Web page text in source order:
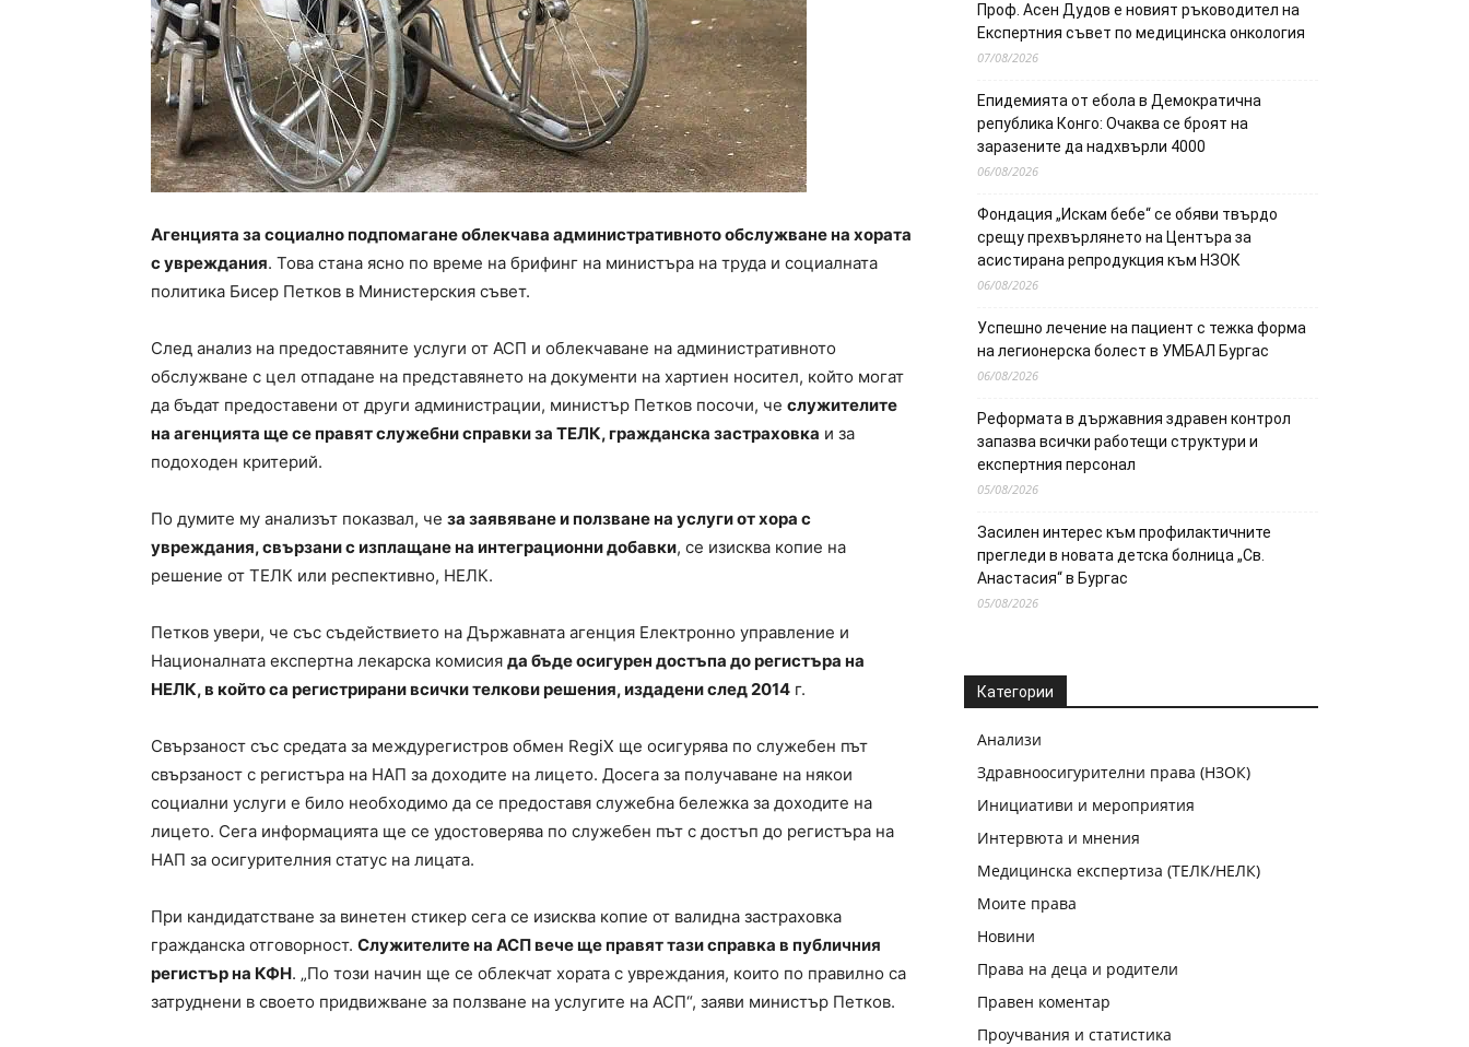
Агенцията за социално подпомагане облекчава административното обслужване на хората
с увреждания. Това стана ясно по време на брифинг на министъра на труда и социалната
политика Бисер Петков в Министерския съвет.
След анализ на предоставяните услуги от АСП и облекчаване на административното
обслужване с цел отпадане на представянето на документи на хартиен носител, който могат
да бъдат предоставени от други администрации, министър Петков посочи, че служителите
на агенцията ще се правят служебни справки за ТЕЛК, гражданска застраховка и за
подоходен критерий.
По думите му анализът показвал, че за заявяване и ползване на услуги от хора с
увреждания, свързани с изплащане на интеграционни добавки, се изисква копие на
решение от ТЕЛК или респективно, НЕЛК.
Петков увери, че със съдействието на Държавната агенция Електронно управление и
Националната експертна лекарска комисия да бъде осигурен достъпа до регистъра на
НЕЛК, в който са регистрирани всички телкови решения, издадени след 2014 г.
Свързаност със средата за междурегистров обмен RegiX ще осигурява по служебен път
свързаност с регистъра на НАП за доходите на лицето. Досега за получаване на някои
социални услуги е било необходимо да се предоставя служебна бележка за доходите на
лицето. Сега информацията ще се удостоверява по служебен път с достъп до регистъра на
НАП за осигурителния статус на лицата.
При кандидатстване за винетен стикер сега се изисква копие от валидна застраховка
гражданска отговорност. Служителите на АСП вече ще правят тази справка в публичния
регистър на КФН. „По този начин ще се облекчат хората с увреждания, които по правилно са
затруднени в своето придвижване за ползване на услугите на АСП“, заяви министър Петков.
Проф. Асен Дудов е новият ръководител на
Експертния съвет по медицинска онкология
07/08/2026
Епидемията от ебола в Демократична
република Конго: Очаква се броят на
заразените да надхвърли 4000
06/08/2026
Фондация „Искам бебе“ се обяви твърдо
срещу прехвърлянето на Центъра за
асистирана репродукция към НЗОК
06/08/2026
Успешно лечение на пациент с тежка форма
на легионерска болест в УМБАЛ Бургас
06/08/2026
Реформата в държавния здравен контрол
запазва всички работещи структури и
експертния персонал
05/08/2026
Засилен интерес към профилактичните
прегледи в новата детска болница „Св.
Анастасия“ в Бургас
05/08/2026
Категории
Анализи
Здравноосигурителни права (НЗОК)
Инициативи и мероприятия
Интервюта и мнения
Медицинска експертиза (ТЕЛК/НЕЛК)
Моите права
Новини
Права на деца и родители
Правен коментар
Проучвания и статистика